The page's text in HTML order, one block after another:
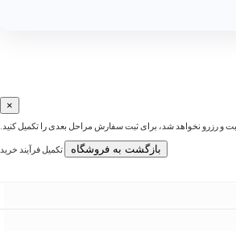
×
و رزرو نخواهد شد، برای ثبت سفارش مراحل بعدی را تکمیل کنید.
بازگشت به فروشگاه تکمیل فرآیند خرید